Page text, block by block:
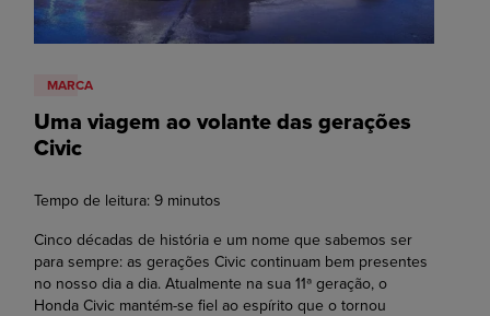
MARCA
Uma viagem ao volante das gerações
Civic
Tempo de leitura: 9 minutos
Cinco décadas de história e um nome que sabemos ser
para sempre: as gerações Civic continuam bem presentes
no nosso dia a dia. Atualmente na sua 11ª geração, o
Honda Civic mantém-se fiel ao espírito que o tornou